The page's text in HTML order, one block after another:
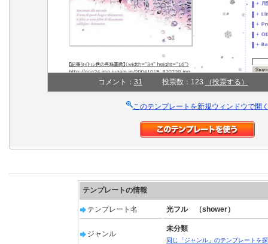
コメント： 31 投票数：123 （投票する）
このテンプレートを新規ウィンドウで開
テンプレートの情報
テンプレート名 光フル （shower）
ジャンル
未分類
同じ「ジャンル」のテンプレートを